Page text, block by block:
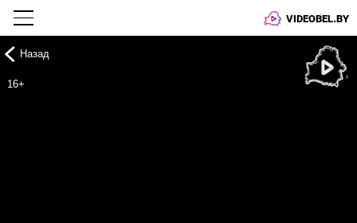
VIDEOBEL.BY
Назад
16+